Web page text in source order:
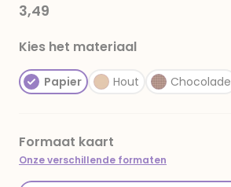
3,49
Kies het materiaal
Papier Hout Chocolade
Formaat kaart
Onze verschillende formaten